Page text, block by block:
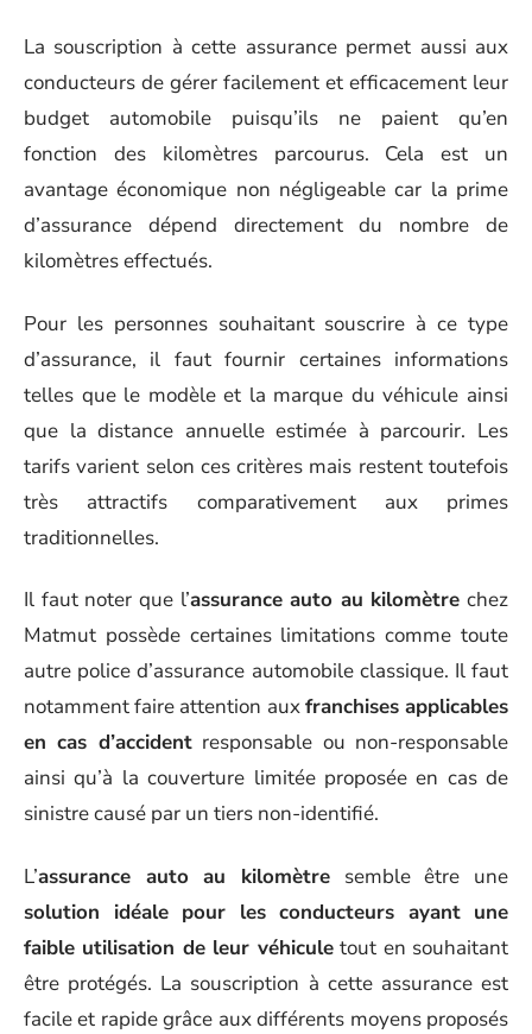
La souscription à cette assurance permet aussi aux
conducteurs de gérer facilement et efficacement leur
budget automobile puisqu’ils ne paient qu’en
fonction des kilomètres parcourus. Cela est un
avantage économique non négligeable car la prime
d’assurance dépend directement du nombre de
kilomètres effectués.
Pour les personnes souhaitant souscrire à ce type
d’assurance, il faut fournir certaines informations
telles que le modèle et la marque du véhicule ainsi
que la distance annuelle estimée à parcourir. Les
tarifs varient selon ces critères mais restent toutefois
très attractifs comparativement aux primes
traditionnelles.
Il faut noter que l’assurance auto au kilomètre chez
Matmut possède certaines limitations comme toute
autre police d’assurance automobile classique. Il faut
notamment faire attention auxfranchises applicables
en cas d’accidentresponsable ou non-responsable
ainsi qu’à la couverture limitée proposée en cas de
sinistre causé par un tiers non-identifié.
L’assurance auto au kilomètre semble être une
solution idéale pour les conducteurs ayant une
faible utilisation de leur véhiculetout en souhaitant
être protégés. La souscription à cette assurance est
facile et rapide grâce aux différents moyens proposés